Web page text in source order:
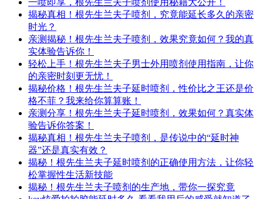
一喷即享，根先生兰夫子喷剂使用秘籍大公开！
揭秘真相！根先生兰夫子喷剂，究竟能延长多久的亲密
时光？
亲测揭秘！根先生兰夫子喷剂，效果究竟如何？我的真
实体验告诉你！
轻松上手！根先生兰夫子男士外用喷剂使用指南，让你
的亲密时刻更无忧！
揭秘价格！根先生兰夫子延时喷剂，性价比之王还是价
格不菲？我来给你算算账！
亲测分享！根先生兰夫子延时喷剂，效果如何？真实体
验告诉你答案！
揭秘真相！根先生兰夫子喷剂，是传说中的“延时神
器”还是真实有效？
揭秘！根先生兰夫子延时喷剂的正确使用方法，让你轻
松掌握性生活新技能
揭秘！根先生兰夫子喷剂的生产地，带你一探究竟